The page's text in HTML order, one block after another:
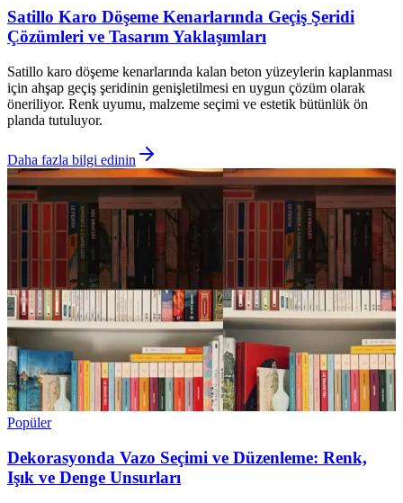
Satillo Karo Döşeme Kenarlarında Geçiş Şeridi
Çözümleri ve Tasarım Yaklaşımları
Satillo karo döşeme kenarlarında kalan beton yüzeylerin kaplanması
için ahşap geçiş şeridinin genişletilmesi en uygun çözüm olarak
öneriliyor. Renk uyumu, malzeme seçimi ve estetik bütünlük ön
planda tutuluyor.
Daha fazla bilgi edinin
Popüler
Dekorasyonda Vazo Seçimi ve Düzenleme: Renk,
Işık ve Denge Unsurları